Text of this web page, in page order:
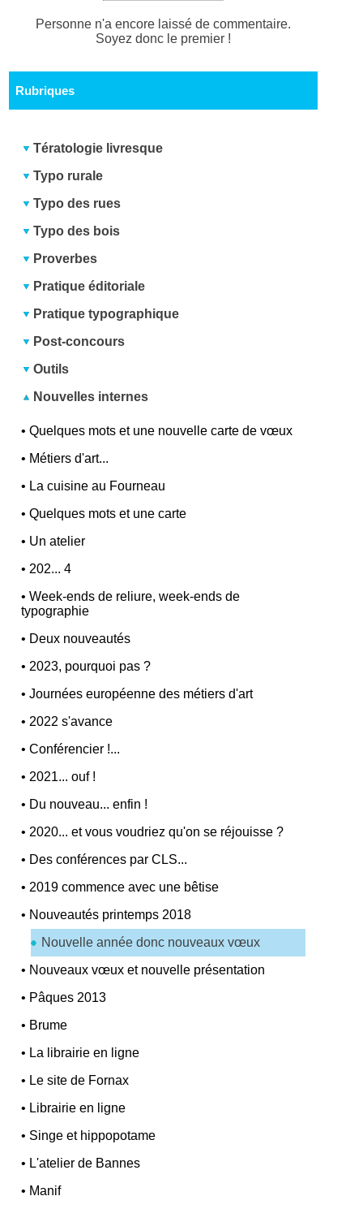
Personne n'a encore laissé de commentaire.
Soyez donc le premier !
Rubriques
Tératologie livresque
Typo rurale
Typo des rues
Typo des bois
Proverbes
Pratique éditoriale
Pratique typographique
Post-concours
Outils
Nouvelles internes
•Quelques mots et une nouvelle carte de vœux
• Métiers d'art...
• La cuisine au Fourneau
•Quelques mots et une carte
• Un atelier
• 202... 4
•Week-ends de reliure, week-ends de
typographie
• Deux nouveautés
• 2023, pourquoi pas ?
•Journées européenne des métiers d'art
• 2022 s'avance
•Conférencier !...
• 2021... ouf !
• Du nouveau... enfin !
• 2020... et vous voudriez qu'on se réjouisse ?
• Des conférences par CLS...
• 2019 commence avec une bêtise
• Nouveautés printemps 2018
Nouvelle année donc nouveaux vœux
• Nouveaux vœux et nouvelle présentation
• Pâques 2013
• Brume
• La librairie en ligne
• Le site de Fornax
• Librairie en ligne
• Singe et hippopotame
• L'atelier de Bannes
• Manif